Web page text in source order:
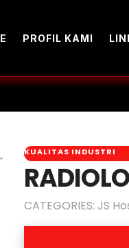
PROFIL KAMI
KUALITAS INDUSTRI
CATEGORIES: JS